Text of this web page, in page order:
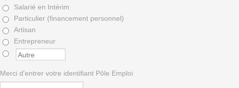
Salarié en Intérim
Particulier (financement personnel)
Artisan
Entrepreneur
Merci d'entrer votre identifiant Pôle Emploi